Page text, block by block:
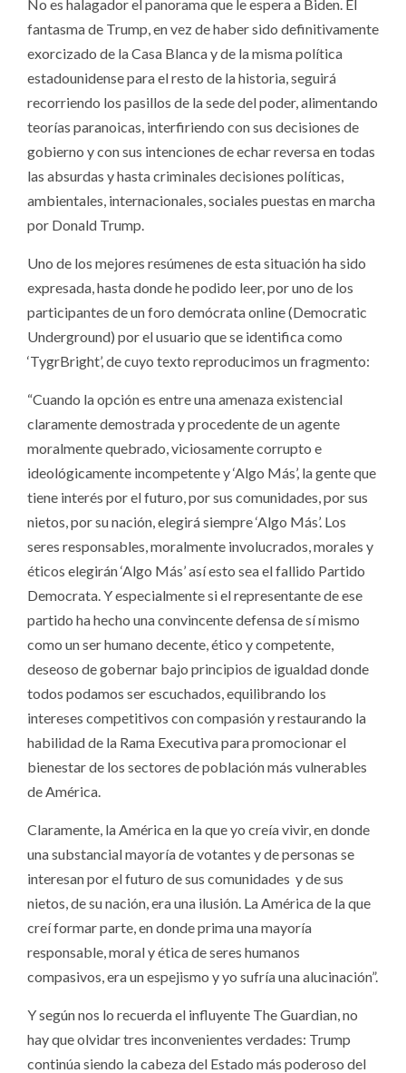
No es halagador el panorama que le espera a Biden. El
fantasma de Trump, en vez de haber sido definitivamente
exorcizado de la Casa Blanca y de la misma política
estadounidense para el resto de la historia, seguirá
recorriendo los pasillos de la sede del poder, alimentando
teorías paranoicas, interfiriendo con sus decisiones de
gobierno y con sus intenciones de echar reversa en todas
las absurdas y hasta criminales decisiones políticas,
ambientales, internacionales, sociales puestas en marcha
por Donald Trump.
Uno de los mejores resúmenes de esta situación ha sido
expresada, hasta donde he podido leer, por uno de los
participantes de un foro demócrata online (Democratic
Underground) por el usuario que se identifica como
‘TygrBright’, de cuyo texto reproducimos un fragmento:
“Cuando la opción es entre una amenaza existencial
claramente demostrada y procedente de un agente
moralmente quebrado, viciosamente corrupto e
ideológicamente incompetente y ‘Algo Más’, la gente que
tiene interés por el futuro, por sus comunidades, por sus
nietos, por su nación, elegirá siempre ‘Algo Más’. Los
seres responsables, moralmente involucrados, morales y
éticos elegirán ‘Algo Más’ así esto sea el fallido Partido
Democrata. Y especialmente si el representante de ese
partido ha hecho una convincente defensa de sí mismo
como un ser humano decente, ético y competente,
deseoso de gobernar bajo principios de igualdad donde
todos podamos ser escuchados, equilibrando los
intereses competitivos con compasión y restaurando la
habilidad de la Rama Executiva para promocionar el
bienestar de los sectores de población más vulnerables
de América.
Claramente, la América en la que yo creía vivir, en donde
una substancial mayoría de votantes y de personas se
interesan por el futuro de sus comunidades y de sus
nietos, de su nación, era una ilusión. La América de la que
creí formar parte, en donde prima una mayoría
responsable, moral y ética de seres humanos
compasivos, era un espejismo y yo sufría una alucinación”.
Y según nos lo recuerda el influyente The Guardian, no
hay que olvidar tres inconvenientes verdades: Trump
continúa siendo la cabeza del Estado más poderoso del